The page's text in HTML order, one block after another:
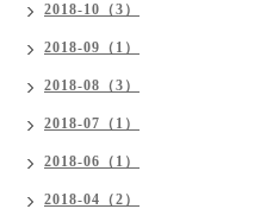
2018-10（3）
2018-09（1）
2018-08（3）
2018-07（1）
2018-06（1）
2018-04（2）